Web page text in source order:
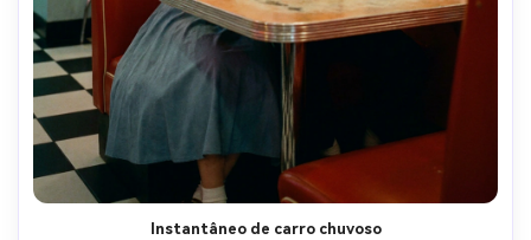
Instantâneo de carro chuvoso
Crie imagens com
IA sem limites.
100% grátis!
Comece Grátis →